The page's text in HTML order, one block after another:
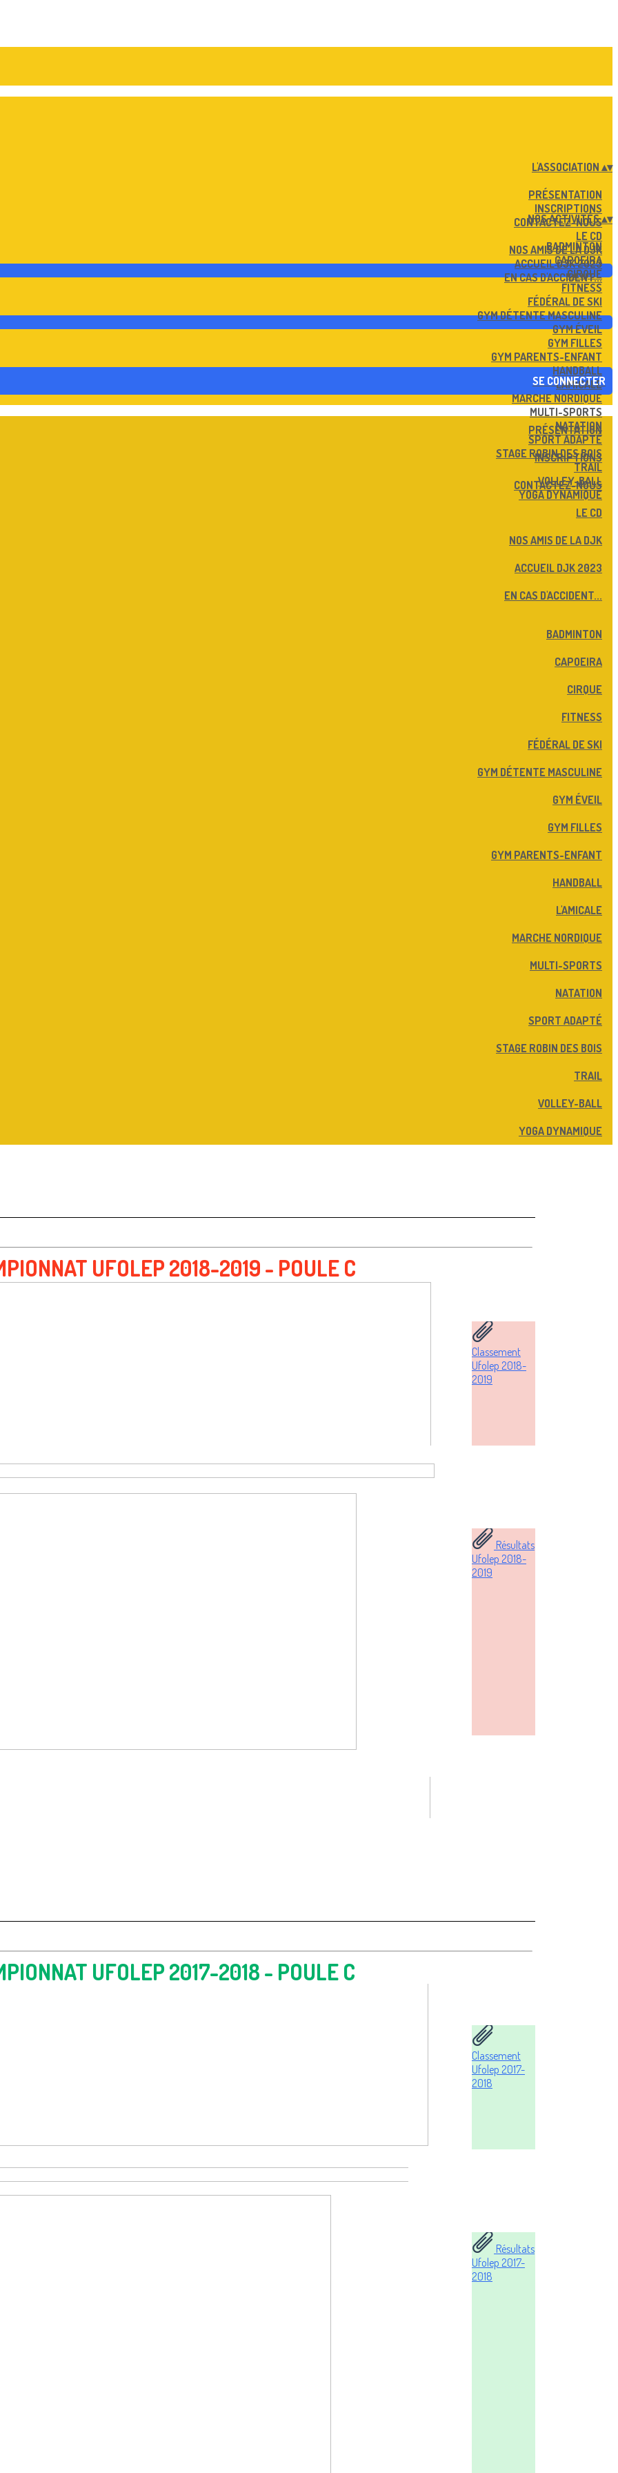
L'ASSOCIATION ▴▾
PRÉSENTATION
INSCRIPTIONS
CONTACTEZ-NOUS
LE CD
NOS AMIS DE LA DJK
ACCUEIL DJK 2023
EN CAS D'ACCIDENT...
NOS ACTIVITÉS▴▾
BADMINTON
CAPOEIRA
CIRQUE
FITNESS
FÉDÉRAL DE SKI
GYM DÉTENTE MASCULINE
GYM ÉVEIL
GYM FILLES
GYM PARENTS-ENFANT
HANDBALL
L'AMICALE
MARCHE NORDIQUE
MULTI-SPORTS
NATATION
SPORT ADAPTÉ
STAGE ROBIN DES BOIS
TRAIL
VOLLEY-BALL
YOGA DYNAMIQUE
SE CONNECTER
PRÉSENTATION
INSCRIPTIONS
CONTACTEZ-NOUS
LE CD
NOS AMIS DE LA DJK
ACCUEIL DJK 2023
EN CAS D'ACCIDENT...
BADMINTON
CAPOEIRA
CIRQUE
FITNESS
FÉDÉRAL DE SKI
GYM DÉTENTE MASCULINE
GYM ÉVEIL
GYM FILLES
GYM PARENTS-ENFANT
HANDBALL
L'AMICALE
MARCHE NORDIQUE
MULTI-SPORTS
NATATION
SPORT ADAPTÉ
STAGE ROBIN DES BOIS
TRAIL
VOLLEY-BALL
YOGA DYNAMIQUE
UFOLEP 2018-2019 - POULE C
Classement
Ufolep 2018-
2019
Résultats
Ufolep 2018-
2019
UFOLEP 2017-2018 - POULE C
Classement
Ufolep 2017-
2018
Résultats
Ufolep 2017-
2018